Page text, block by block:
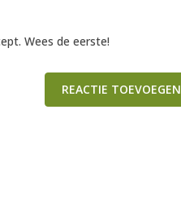
Wees de eerste!
REACTIE TOEVOEGEN